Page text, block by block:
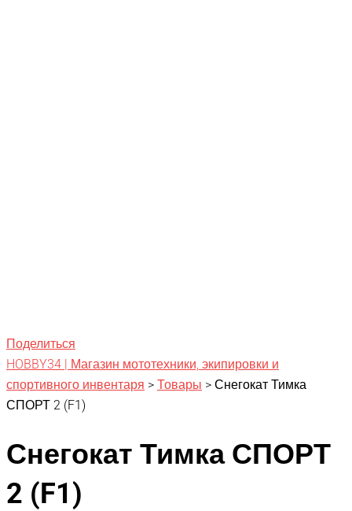
Поделиться
HOBBY34 | Магазин мототехники, экипировки и
спортивного инвентаря > Товары > Снегокат Тимка
СПОРТ 2 (F1)
Снегокат Тимка СПОРТ
2 (F1)